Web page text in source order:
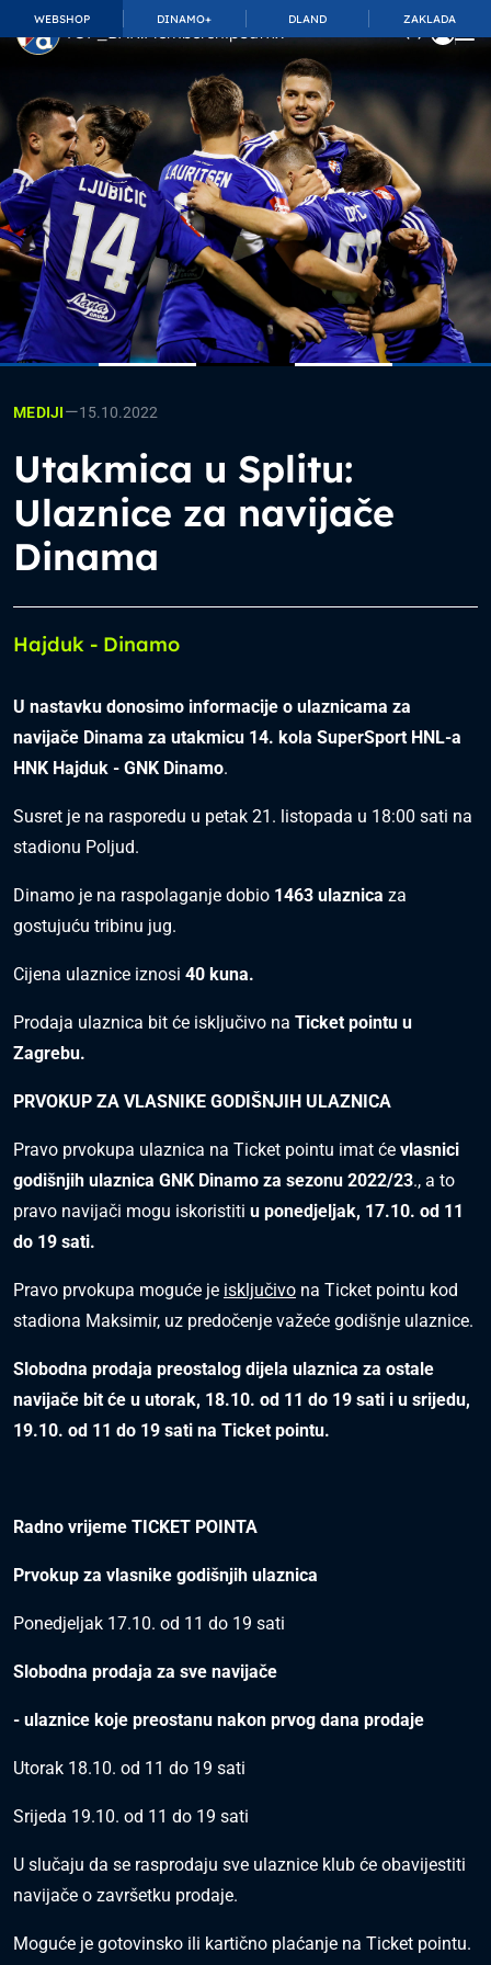
WEBSHOP DINAMO+ DLAND ZAKLADA
TOP_BAR.MembershipSuffix
MEDIJI—15.10.2022
Utakmica u Splitu:
Ulaznice za navijače
Dinama
Hajduk - Dinamo
U nastavku donosimo informacije o ulaznicama za
navijače Dinama za utakmicu 14. kola SuperSport HNL-a
HNK Hajduk - GNK Dinamo.
Susret je na rasporedu u petak 21. listopada u 18:00 sati na
stadionu Poljud.
Dinamo je na raspolaganje dobio 1463 ulaznica za
gostujuću tribinu jug.
Cijena ulaznice iznosi 40 kuna.
Prodaja ulaznica bit će isključivo na Ticket pointu u
Zagrebu.
PRVOKUP ZA VLASNIKE GODIŠNJIH ULAZNICA
Pravo prvokupa ulaznica na Ticket pointu imat će vlasnici
godišnjih ulaznica GNK Dinamo za sezonu 2022/23., a to
pravo navijači mogu iskoristiti u ponedjeljak, 17.10. od 11
do 19 sati.
Pravo prvokupa moguće je isključivo na Ticket pointu kod
stadiona Maksimir, uz predočenje važeće godišnje ulaznice.
Slobodna prodaja preostalog dijela ulaznica za ostale
navijače bit će u utorak, 18.10. od 11 do 19 sati i u srijedu,
19.10. od 11 do 19 sati na Ticket pointu.
Radno vrijeme TICKET POINTA
Prvokup za vlasnike godišnjih ulaznica
Ponedjeljak 17.10. od 11 do 19 sati
Slobodna prodaja za sve navijače
- ulaznice koje preostanu nakon prvog dana prodaje
Utorak 18.10. od 11 do 19 sati
Srijeda 19.10. od 11 do 19 sati
U slučaju da se rasprodaju sve ulaznice klub će obavijestiti
navijače o završetku prodaje.
Moguće je gotovinsko ili kartično plaćanje na Ticket pointu.